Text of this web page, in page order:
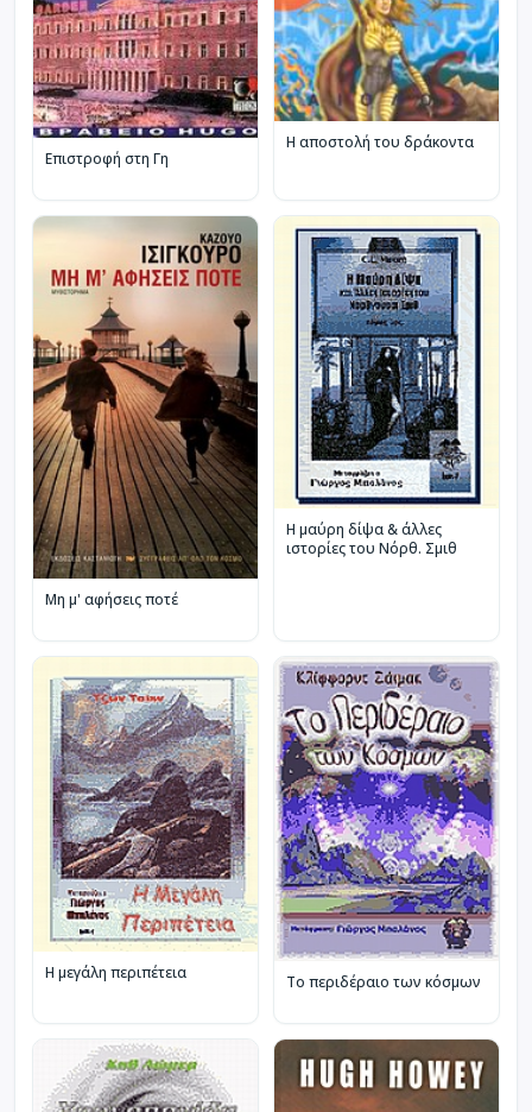
Επιστροφή στη Γη
Η αποστολή του δράκοντα
Μη μ' αφήσεις ποτέ
Η μαύρη δίψα & άλλες
ιστορίες του Νόρθ. Σμιθ
Η μεγάλη περιπέτεια Το περιδέραιο των κόσμων